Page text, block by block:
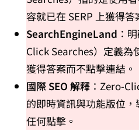
容就已在 SERP 上獲得答
SearchEngineLand ：
Click Searches）定義為
獲得答案而不點擊連結。
國際 SEO 解釋 ：Zero-
的即時資訊與功能版位
任何點擊。